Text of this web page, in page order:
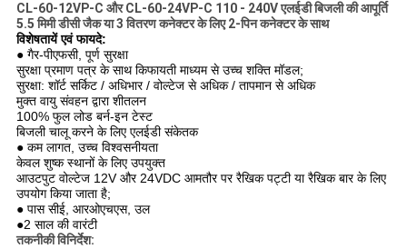
CL-60-12VP-C और CL-60-24VP-C 110 - 240V एलईडी बिजली की आपूर्ति
5.5 मिमी डीसी जैक या 3 वितरण कनेक्टर के लिए 2-पिन कनेक्टर के साथ
विशेषतायें एवं फायदे:
● गैर-पीएफसी, पूर्ण सुरक्षा
सुरक्षा प्रमाण पत्र के साथ किफायती माध्यम से उच्च शक्ति मॉडल;
सुरक्षा: शॉर्ट सर्किट / अधिभार / वोल्टेज से अधिक / तापमान से अधिक
मुक्त वायु संवहन द्वारा शीतलन
100% फुल लोड बर्न-इन टेस्ट
बिजली चालू करने के लिए एलईडी संकेतक
● कम लागत, उच्च विश्वसनीयता
केवल शुष्क स्थानों के लिए उपयुक्त
आउटपुट वोल्टेज 12V और 24VDC आमतौर पर रैखिक पट्टी या रैखिक बार के लिए
उपयोग किया जाता है;
● पास सीई, आरओएचएस, उल
●2 साल की वारंटी
तकनीकी विनिर्देश: